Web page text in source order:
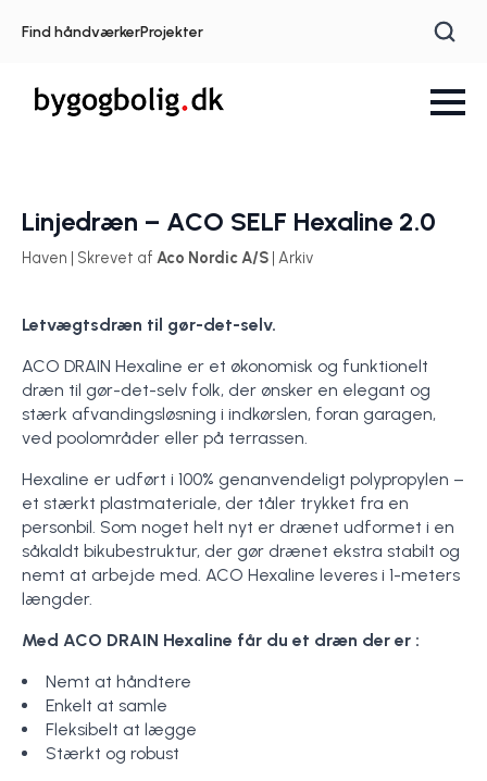
Find håndværkerProjekter
Linjedræn – ACO SELF Hexaline 2.0
Haven | Skrevet af Aco Nordic A/S | Arkiv
Letvægtsdræn til gør-det-selv.
ACO DRAIN Hexaline er et økonomisk og funktionelt
dræn til gør-det-selv folk, der ønsker en elegant og
stærk afvandingsløsning i indkørslen, foran garagen,
ved poolområder eller på terrassen.
Hexaline er udført i 100% genanvendeligt polypropylen –
et stærkt plastmateriale, der tåler trykket fra en
personbil. Som noget helt nyt er drænet udformet i en
såkaldt bikubestruktur, der gør drænet ekstra stabilt og
nemt at arbejde med. ACO Hexaline leveres i 1-meters
længder.
Med ACO DRAIN Hexaline får du et dræn der er :
Nemt at håndtere
Enkelt at samle
Fleksibelt at lægge
Stærkt og robust